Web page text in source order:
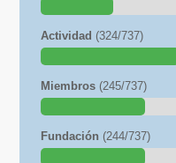
Actividad (324/737)
Miembros (245/737)
Fundación (244/737)